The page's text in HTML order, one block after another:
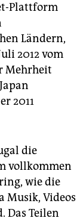
Plattform
Ländern,
2012 vom
Mehrheit
2011
die
vollkommen
wie die
Musik, Videos
Das Teilen